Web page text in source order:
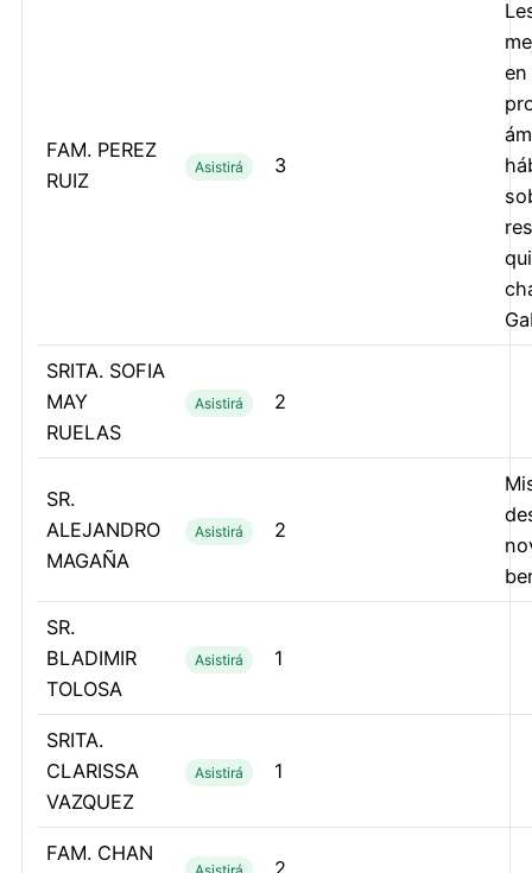
FAM. PEREZ
RUIZ
Asistirá 3
en
SRITA. SOFIA
MAY
RUELAS
Asistirá 2
SR.
ALEJANDRO
MAGAÑA
Asistirá 2
SR.
BLADIMIR
TOLOSA
Asistirá 1
SRITA.
CLARISSA
VAZQUEZ
Asistirá 1
FAM. CHAN
2